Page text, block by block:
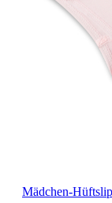
Mädchen-